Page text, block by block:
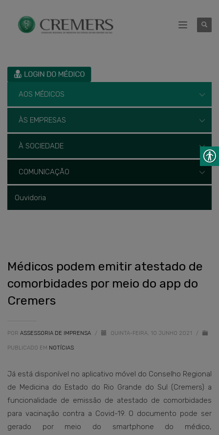
AOS MÉDICOS
ÀS EMPRESAS
À SOCIEDADE
COMUNICAÇÃO
Ouvidoria
Médicos podem emitir atestado de
comorbidades por meio do app do
Cremers
POR ASSESSORIA DE IMPRENSA / QUINTA-FEIRA, 10 JUNHO 2021 /
PUBLICADO EM NOTÍCIAS
Já está disponível no aplicativo móvel do Conselho Regional
de Medicina do Estado do Rio Grande do Sul (Cremers) a
funcionalidade de emissão de atestado de comorbidades
para vacinação contra a Covid-19. O documento pode ser
gerado por meio do smartphone do médico,